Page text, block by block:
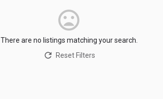
There are no listings matching your search.
Reset Filters